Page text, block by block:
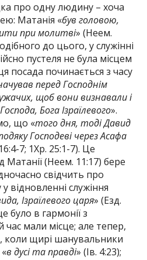
про одну людину – хоча
Матанія «був головою,
при молитві» (Неем.
до цього, у служінні
пустеля не була місцем
посада починається з часу
перед Господнім
щоб вони визнавали і
Бога Ізраїлевого».
що «того дня, тоді Давид
Господеві через Асафа
7; 1Хр. 25:1-7). Це
Матанії (Неем. 11:17) бере
свідчить про
відновленні служіння
Ізраїлевого царя» (Езд.
було в гармонії з
час мали місце; але тепер,
коли щирі шанувальники
в дусі та правді» (Ів. 4:23);